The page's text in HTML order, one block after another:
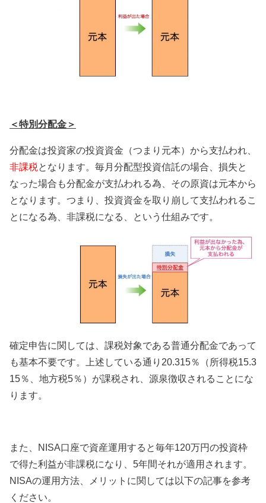
＜特別分配金＞
分配金は投資家の投資資金（つまり元本）から支払われ、
非課税となります。毎月分配型投資信託の場合、損失と
なった場合も分配金が支払われる為、その原資は元本から
となります。つまり、投資資金を取り崩して支払われるこ
とになる為、非課税になる、という仕組みです。
確定申告に関しては、課税対象である普通分配金であって
も基本不要です。上述している通り20.315％（所得税15.3
15％、地方税5％）が課税され、源泉徴収されることにな
ります。
また、 NISA口座で資産運用すると毎年120万円の投資枠
で得た利益が非課税になり、 5年間それが適用されます。
NISAの運用方法、メリットに関しては以下の記事を参考
ください。